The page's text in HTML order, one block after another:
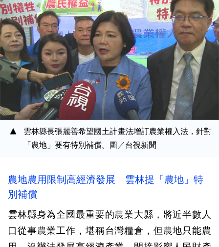
雲林縣長張麗善希望國土計畫法增訂農業權入法，針對
「農地」要有特別補償。圖／台視新聞
農地農用限制高經濟發展 雲林提「農地」特
別補償
雲林縣身為全國最重要的農業大縣，將近半數人
口從事農業工作，堪稱台灣糧倉，但農地只能農